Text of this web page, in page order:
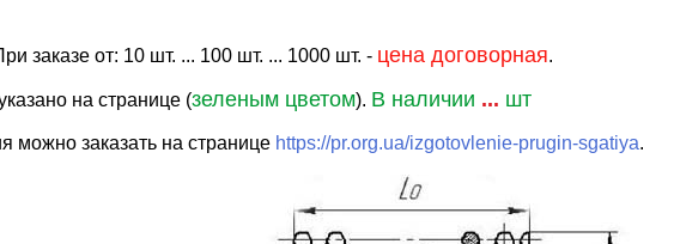
заказе от: 10 шт. ... 100 шт. ... 1000 шт. - цена договорная.
на странице (зеленым цветом). В наличии ... шт
можно заказать на странице https://pr.org.ua/izgotovlenie-prugin-sgatiya.